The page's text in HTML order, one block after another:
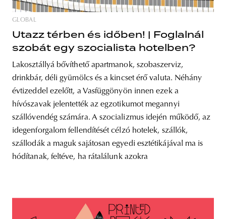
budapest
GLOBAL
Utazz térben és időben! | Foglalnál
szobát egy szocialista hotelben?
Lakosztállyá bővíthető apartmanok, szobaszerviz,
drinkbár, déli gyümölcs és a kincset érő valuta. Néhány
évtizeddel ezelőtt, a Vasfüggönyön innen ezek a
hívószavak jelentették az egzotikumot megannyi
szállóvendég számára. A szocializmus idején működő, az
idegenforgalom fellendítését célzó hotelek, szállók,
szállodák a maguk sajátosan egyedi esztétikájával ma is
hódítanak, feltéve, ha rátalálunk azokra